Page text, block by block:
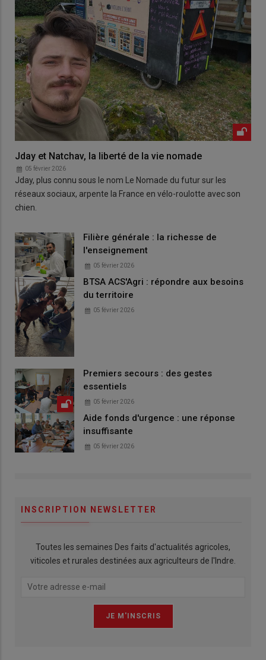
Jday et Natchav, la liberté de la vie nomade
05 février 2026
Jday, plus connu sous le nom Le Nomade du futur sur les
réseaux sociaux, arpente la France en vélo-roulotte avec son
chien.
Filière générale : la richesse de
l'enseignement
05 février 2026
BTSA ACS'Agri : répondre aux besoins
du territoire
05 février 2026
Premiers secours : des gestes
essentiels
05 février 2026
Aide fonds d'urgence : une réponse
insuffisante
05 février 2026
INSCRIPTION NEWSLETTER
Toutes les semaines Des faits d'actualités agricoles,
viticoles et rurales destinées aux agriculteurs de l'Indre.